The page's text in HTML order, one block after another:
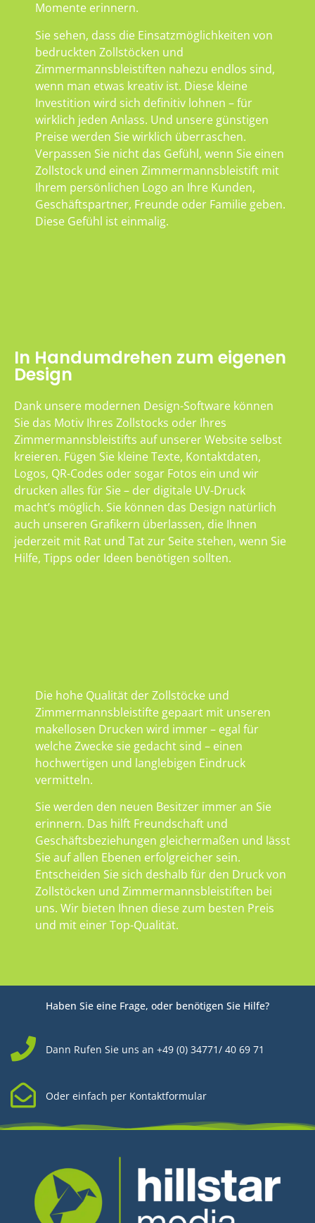
Momente erinnern.
Sie sehen, dass die Einsatzmöglichkeiten von
bedruckten Zollstöcken und
Zimmermannsbleistiften nahezu endlos sind,
wenn man etwas kreativ ist. Diese kleine
Investition wird sich definitiv lohnen – für
wirklich jeden Anlass. Und unsere günstigen
Preise werden Sie wirklich überraschen.
Verpassen Sie nicht das Gefühl, wenn Sie einen
Zollstock und einen Zimmermannsbleistift mit
Ihrem persönlichen Logo an Ihre Kunden,
Geschäftspartner, Freunde oder Familie geben.
Diese Gefühl ist einmalig.
In Handumdrehen zum eigenen
Design
Dank unsere modernen Design-Software können
Sie das Motiv Ihres Zollstocks oder Ihres
Zimmermannsbleistifts auf unserer Website selbst
kreieren. Fügen Sie kleine Texte, Kontaktdaten,
Logos, QR-Codes oder sogar Fotos ein und wir
drucken alles für Sie – der digitale UV-Druck
macht’s möglich. Sie können das Design natürlich
auch unseren Grafikern überlassen, die Ihnen
jederzeit mit Rat und Tat zur Seite stehen, wenn Sie
Hilfe, Tipps oder Ideen benötigen sollten.
Die hohe Qualität der Zollstöcke und
Zimmermannsbleistifte gepaart mit unseren
makellosen Drucken wird immer – egal für
welche Zwecke sie gedacht sind – einen
hochwertigen und langlebigen Eindruck
vermitteln.
Sie werden den neuen Besitzer immer an Sie
erinnern. Das hilft Freundschaft und
Geschäftsbeziehungen gleichermaßen und lässt
Sie auf allen Ebenen erfolgreicher sein.
Entscheiden Sie sich deshalb für den Druck von
Zollstöcken und Zimmermannsbleistiften bei
uns. Wir bieten Ihnen diese zum besten Preis
und mit einer Top-Qualität.
Haben Sie eine Frage, oder benötigen Sie Hilfe?
Dann Rufen Sie uns an +49 (0) 34771/ 40 69 71
Oder einfach per Kontaktformular